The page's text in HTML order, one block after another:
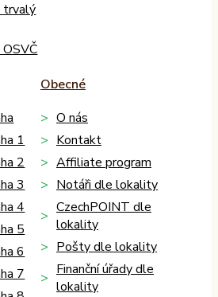
trvalý
1
2
3
4
5
6
7
Obecné
O nás
Kontakt
Affiliate program
Notáři dle lokality
CzechPOINT dle
lokality
Pošty dle lokality
Finanční úřady dle
lokality